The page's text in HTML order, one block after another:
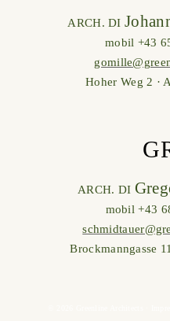
ARCH. DI
mobil +43
Hoher Weg 2 ·
ARCH. DI
mobil +43
Brockmanngasse